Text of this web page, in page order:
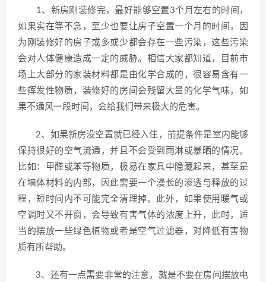
1、新房刚装修完，最好能够空置3个月左右的时间，
如果实在等不急，至少也要让房子空置一个月的时间，因
为刚装修好的房子或多或少都会存在一些污染，这些污染
会对人体健康造成一定的威胁。相信大家都知道，目前市
场上大部分的家装材料都是由化学合成的，很容易含有一
些挥发性物质，装修好的房间会残留大量的化学气味，如
果不通风一段时间，会给我们带来极大的危害。
2、如果新房没空置就已经入住，前提条件是室内能够
保持很好的空气流通，并且不会受到雨淋或暴晒的情况。
比如：甲醛或苯等物质，极易在家具中隐藏起来，甚至是
在墙体材料的内部，因此需要一个漫长的渗透与释放的过
程，短时间内不可能完全清理掉。此外，如果使用暖气或
空调时又不开窗，会导致有害气体的浓度上升，此时，适
当的摆放一些绿色植物或者是空气过滤器，对降低有害物
质有所帮助。
3、还有一点需要非常的注意，就是不要在房间摆放电